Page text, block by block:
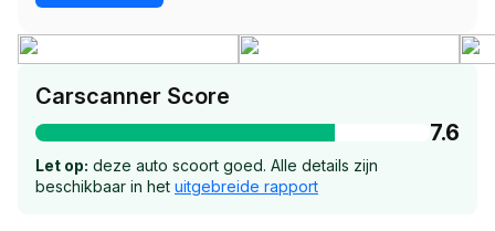
Carscanner Score
7.6
Let op: deze auto scoort goed. Alle details zijn
beschikbaar in het uitgebreide rapport